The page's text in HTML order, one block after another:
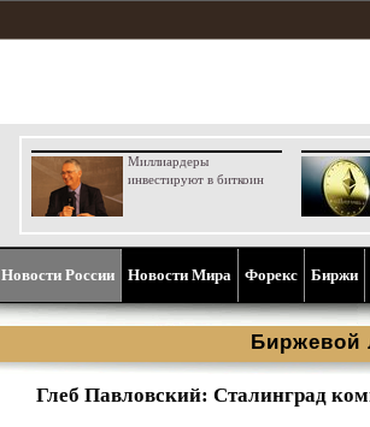
Миллиардеры
инвестируют в биткоин
Новости России Новости Мира Форекс Биржи
Биржевой
Глеб Павловский: Сталинград